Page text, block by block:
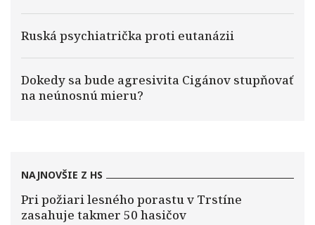
Ruská psychiatrička proti eutanázii
Dokedy sa bude agresivita Cigánov stupňovať
na neúnosnú mieru?
NAJNOVŠIE Z HS
Pri požiari lesného porastu v Trstíne
zasahuje takmer 50 hasičov